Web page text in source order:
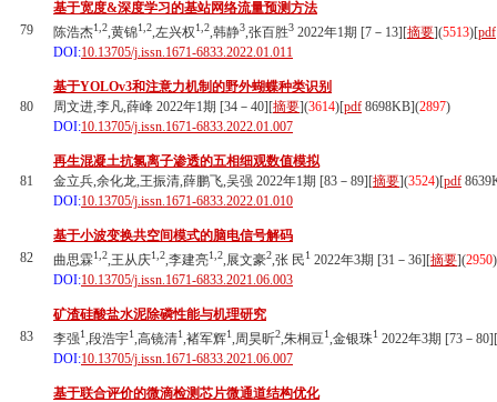
79
基于宽度&深度学习的基站网络流量预测方法
陈浩杰1,2,黄锦1,2,左兴权1,2,韩静3,张百胜3 2022年1期 [7－13][摘要](5513)[pdf
DOI:10.13705/j.issn.1671-6833.2022.01.011
80
基于YOLOv3和注意力机制的野外蝴蝶种类识别
周文进,李凡,薛峰 2022年1期 [34－40][摘要](3614)[pdf 8698KB](2897)
DOI:10.13705/j.issn.1671-6833.2022.01.007
81
再生混凝土抗氯离子渗透的五相细观数值模拟
金立兵,余化龙,王振清,薛鹏飞,吴强 2022年1期 [83－89][摘要](3524)[pdf
DOI:10.13705/j.issn.1671-6833.2022.01.010
82
基于小波变换共空间模式的脑电信号解码
曲思霖1,2,王从庆1,2,李建亮1,2,展文豪2,张 民1 2022年3期 [31－36][摘要](2950)
DOI:10.13705/j.issn.1671-6833.2021.06.003
83
矿渣硅酸盐水泥除磷性能与机理研究
李强1,段浩宇1,高镜清1,褚军辉1,周昊昕2,朱桐豆1,金银珠1 2022年3期 [73－80][
DOI:10.13705/j.issn.1671-6833.2021.06.007
基于联合评价的微滴检测芯片微通道结构优化